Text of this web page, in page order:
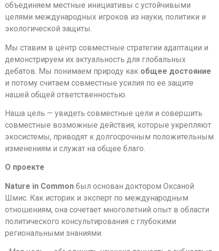
объединяем местные инициативы с устойчивыми
целями международных игроков из науки, политики и
экологической защиты.
Мы ставим в центр совместные стратегии адаптации и
демонстрируем их актуальность для глобальных
дебатов. Мы понимаем природу как общее достояние
и потому считаем совместные усилия по ее защите
нашей общей ответственностью.
Наша цель — увидеть совместные цели и совершить
совместные возможные действия, которые укрепляют
экосистемы, приводят к долгосрочным положительным
изменениям и служат на общее благо.
О проекте
Nature in Common был основан доктором Оксаной
Шмис. Как историк и эксперт по международным
отношениям, она сочетает многолетний опыт в области
политического консультирования с глубокими
региональными знаниями.